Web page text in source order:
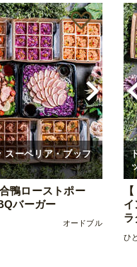
スーペリア・ブッフ
鴨ローストポー
バーガー
オードブル
ラ
ひ